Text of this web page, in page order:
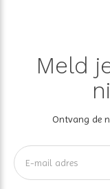
Meld
Ontvang de